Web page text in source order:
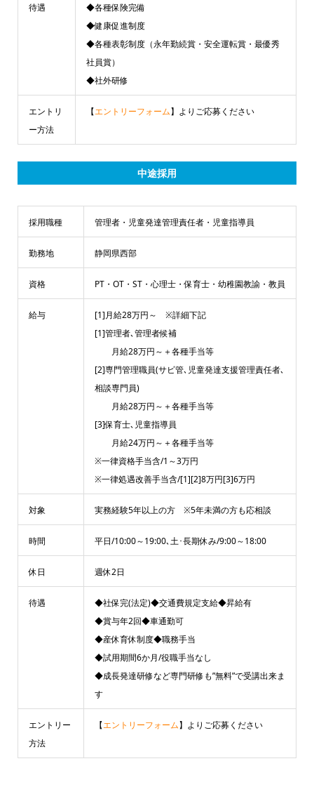
待遇
◆各種保険完備
◆健康促進制度
◆各種表彰制度（永年勤続賞・安全運転賞・最優秀
社員賞）
◆社外研修
エントリ
ー方法
【エントリーフォーム】よりご応募ください
中途採用
採用職種 管理者・児童発達管理責任者・児童指導員
勤務地 静岡県西部
資格 PT・OT・ST・心理士・保育士・幼稚園教諭・教員
給与
[1]月給28万円～ ※詳細下記
[1]管理者､管理者候補
月給28万円～＋各種手当等
[2]専門管理職員(サビ管､児童発達支援管理責任者､
相談専門員)
月給28万円～＋各種手当等
[3]保育士､児童指導員
月給24万円～＋各種手当等
※一律資格手当含/1～3万円
※一律処遇改善手当含/[1][2]8万円[3]6万円
対象 実務経験5年以上の方 ※5年未満の方も応相談
時間 平日/10:00～19:00､土･長期休み/9:00～18:00
休日 週休2日
待遇
◆社保完(法定)◆交通費規定支給◆昇給有
◆賞与年2回◆車通勤可
◆産休育休制度◆職務手当
◆試用期間6か月/役職手当なし
◆成長発達研修など専門研修も”無料”で受講出来ま
す
エントリー
方法
【エントリーフォーム】よりご応募ください